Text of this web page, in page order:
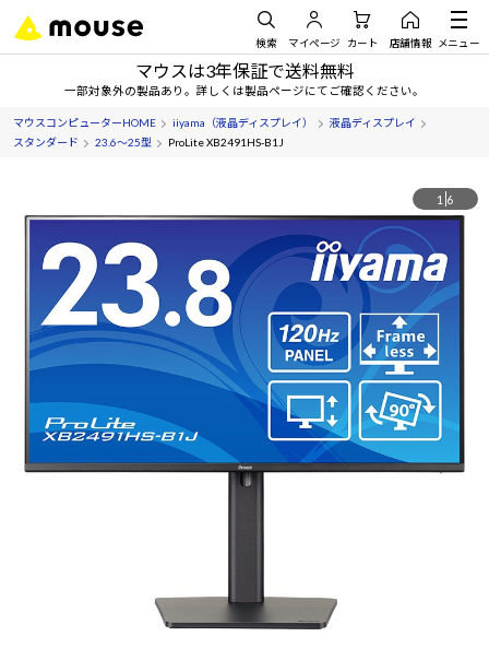
検索 マイページ カート 店舗情報 メニュー
マウスは3年保証で送料無料
一部対象外の製品あり。詳しくは製品ページにてご確認ください。
マウスコンピューターHOME iiyama（液晶ディスプレイ）
液晶ディスプレイ
スタンダード
23.6～25型 ProLite XB2491HS-B1J
1 6